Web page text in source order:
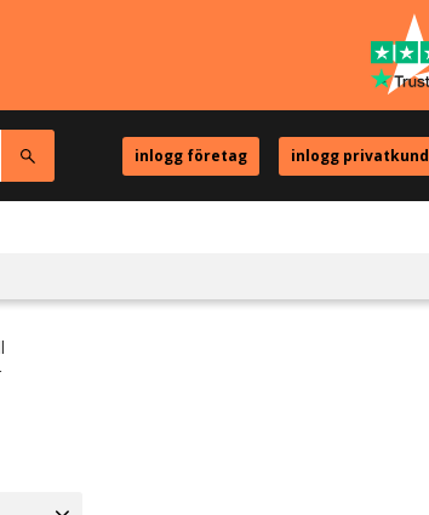
inlogg företag inlogg privatkund